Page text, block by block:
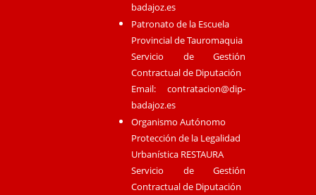
badajoz.es
Patronato de la Escuela
Provincial de Tauromaquia
Servicio de Gestión
Contractual de Diputación
Email:contratacion@dip-
badajoz.es
Organismo Autónomo
Protección de la Legalidad
Urbanística RESTAURA
Servicio de Gestión
Contractual de Diputación